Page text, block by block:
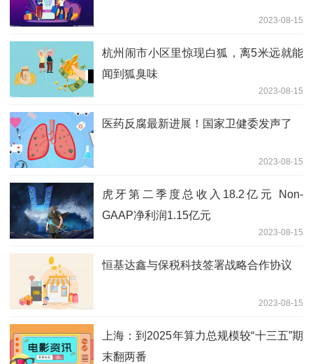
2023-08-15
杭州闹市小区里惊现白狐，离5米远就能
闻到狐臭味
2023-08-15
医药反腐最新进展！国家卫健委发声了
2023-08-15
虎牙第二季度总收入18.2亿元 Non-
GAAP净利润1.15亿元
2023-08-15
恒基达鑫与保税科技签署战略合作协议
2023-08-15
上海：到2025年算力总规模较“十三五”期
末翻两番